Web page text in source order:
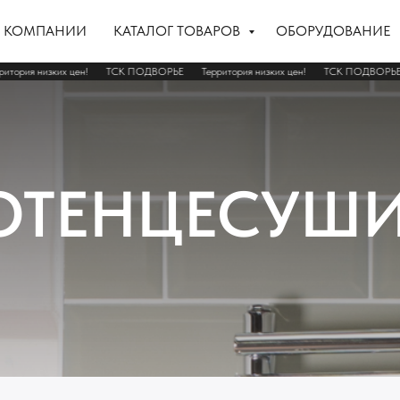
КОМПАНИИ КАТАЛОГ ТОВАРОВ ОБОРУДОВАНИЕ
низких цен! ТСК ПОДВОРЬЕ Территория низких цен! ТСК